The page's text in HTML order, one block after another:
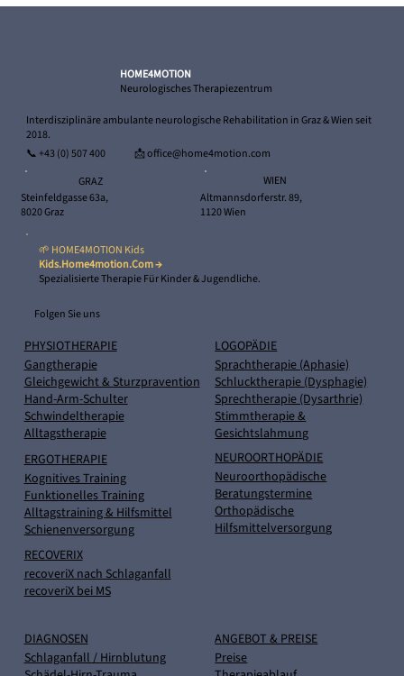
ANGEBOT & PREISE
Preise
LOGOPÄDIE
Sprachtherapie (Aphasie)
Schlucktherapie (Dysphagie)
Sprechtherapie (Dysarthrie)
Stimmtherapie &
Gesichtslahmung
NEUROORTHOPÄDIE
Neuroorthopädische
Beratungstermine
Orthopädische
Hilfsmittelversorgung
HOME4MOTION
Neurologisches Therapiezentrum
Interdisziplinäre ambulante neurologische Rehabilitation in Graz & Wien seit
2018.
📞+43 (0) 507 400 📩 office@home4motion.com
GRAZ
Steinfeldgasse 63a,
8020 Graz
WIEN
Altmannsdorferstr. 89,
1120 Wien
🌱 HOME4MOTION Kids
Kids.home4motion.com →
Spezialisierte Therapie Für Kinder & Jugendliche.
Folgen Sie uns
PHYSIOTHERAPIE
Gangtherapie
Gleichgewicht & Sturzpravention
Hand-Arm-Schulter
Schwindeltherapie
Alltagstherapie
ERGOTHERAPIE
Kognitives Training
Funktionelles Training
Alltagstraining & Hilfsmittel
Schienenversorgung
RECOVERIX
recoveriX nach Schlaganfall
recoveriX bei MS
DIAGNOSEN
Schlaganfall / Hirnblutung